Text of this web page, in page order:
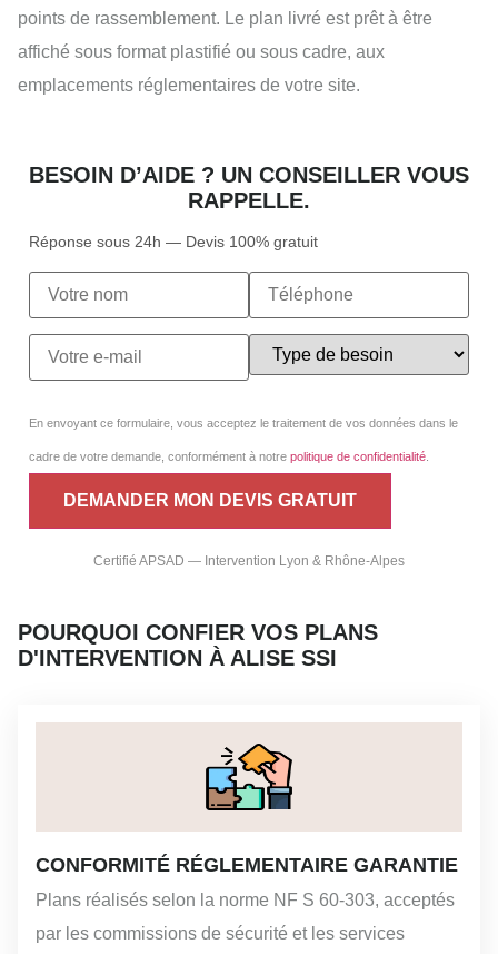
points de rassemblement. Le plan livré est prêt à être
affiché sous format plastifié ou sous cadre, aux
emplacements réglementaires de votre site.
BESOIN D’AIDE ? UN CONSEILLER VOUS
RAPPELLE.
Réponse sous 24h — Devis 100% gratuit
En envoyant ce formulaire, vous acceptez le traitement de vos données dans le
cadre de votre demande, conformément à notre politique de confidentialité
Certifié APSAD — Intervention Lyon & Rhône-Alpes
POURQUOI CONFIER VOS PLANS
D'INTERVENTION À ALISE SSI
CONFORMITÉ RÉGLEMENTAIRE GARANTIE
Plans réalisés selon la norme NF S 60-303, acceptés
par les commissions de sécurité et les services